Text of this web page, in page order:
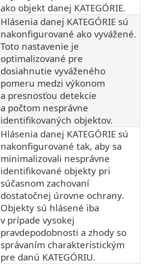
ako objekt danej KATEGÓRIE.
Hlásenia danej KATEGÓRIE sú
nakonfigurované ako vyvážené.
Toto nastavenie je
optimalizované pre
dosiahnutie vyváženého
pomeru medzi výkonom
a presnosťou detekcie
a počtom nesprávne
identifikovaných objektov.
Hlásenia danej KATEGÓRIE sú
nakonfigurované tak, aby sa
minimalizovali nesprávne
identifikované objekty pri
súčasnom zachovaní
dostatočnej úrovne ochrany.
Objekty sú hlásené iba
v prípade vysokej
pravdepodobnosti a zhody so
správaním charakteristickým
pre danú KATEGÓRIU.